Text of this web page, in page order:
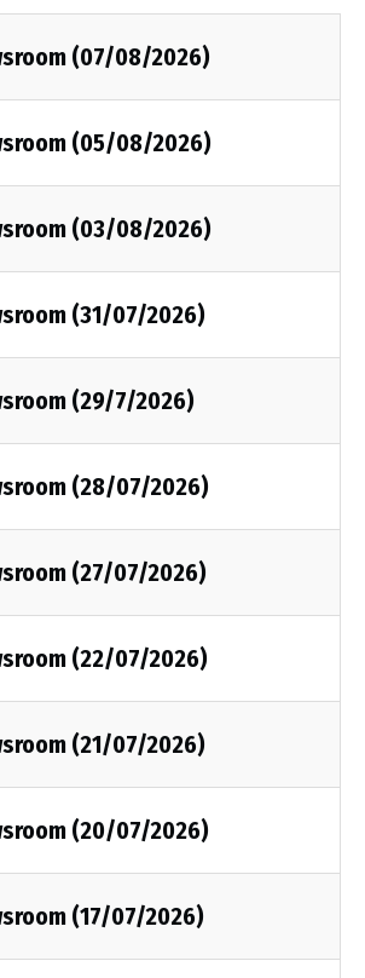
(07/08/2026)
(05/08/2026)
(03/08/2026)
(31/07/2026)
(29/7/2026)
(28/07/2026)
(27/07/2026)
(22/07/2026)
(21/07/2026)
(20/07/2026)
(17/07/2026)